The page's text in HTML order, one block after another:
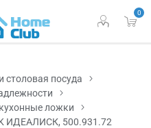
0
столовая посуда
ложки
ИДЕАЛИСК, 500.931.72